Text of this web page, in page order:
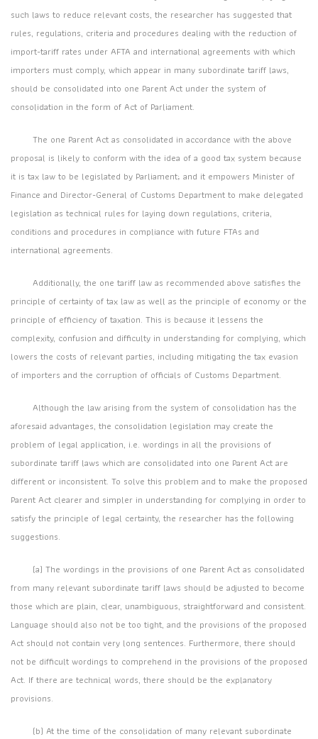
such laws to reduce relevant costs, the researcher has suggested that
rules, regulations, criteria and procedures dealing with the reduction of
import-tariff rates under AFTA and international agreements with which
importers must comply, which appear in many subordinate tariff laws,
should be consolidated into one Parent Act under the system of
consolidation in the form of Act of Parliament.
The one Parent Act as consolidated in accordance with the above
proposal is likely to conform with the idea of a good tax system because
it is tax law to be legislated by Parliament; and it empowers Minister of
Finance and Director-General of Customs Department to make delegated
legislation as technical rules for laying down regulations, criteria,
conditions and procedures in compliance with future FTAs and
international agreements.
Additionally, the one tariff law as recommended above satisfies the
principle of certainty of tax law as well as the principle of economy or the
principle of efficiency of taxation. This is because it lessens the
complexity, confusion and difficulty in understanding for complying, which
lowers the costs of relevant parties, including mitigating the tax evasion
of importers and the corruption of officials of Customs Department.
Although the law arising from the system of consolidation has the
aforesaid advantages, the consolidation legislation may create the
problem of legal application, i.e. wordings in all the provisions of
subordinate tariff laws which are consolidated into one Parent Act are
different or inconsistent. To solve this problem and to make the proposed
Parent Act clearer and simpler in understanding for complying in order to
satisfy the principle of legal certainty, the researcher has the following
suggestions.
(a) The wordings in the provisions of one Parent Act as consolidated
from many relevant subordinate tariff laws should be adjusted to become
those which are plain, clear, unambiguous, straightforward and consistent.
Language should also not be too tight, and the provisions of the proposed
Act should not contain very long sentences. Furthermore, there should
not be difficult wordings to comprehend in the provisions of the proposed
Act. If there are technical words, there should be the explanatory
provisions.
(b) At the time of the consolidation of many relevant subordinate